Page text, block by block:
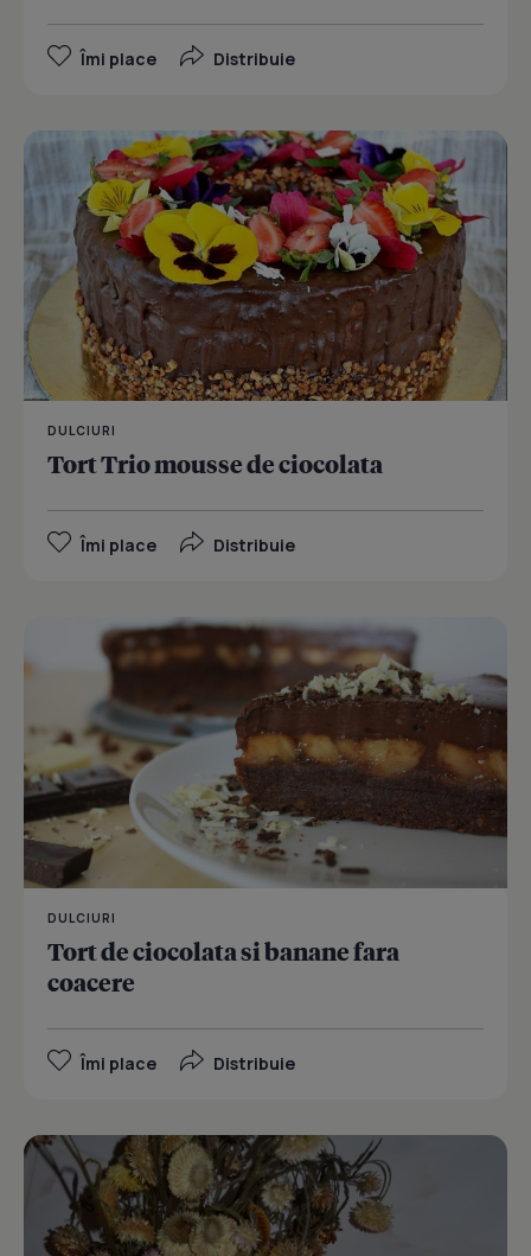
Îmi place Distribuie
DULCIURI
Tort Trio mousse de ciocolata
Îmi place Distribuie
DULCIURI
Tort de ciocolata si banane fara
coacere
Îmi place Distribuie